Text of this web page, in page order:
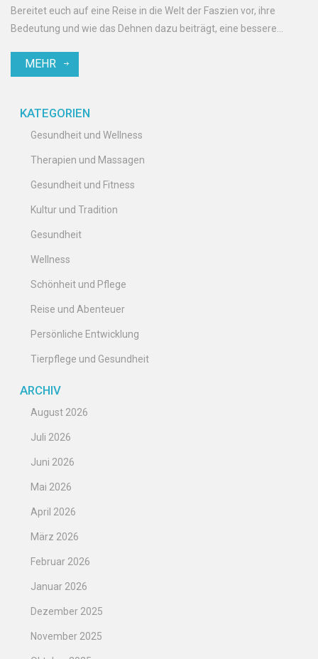
Bereitet euch auf eine Reise in die Welt der Faszien vor, ihre
Bedeutung und wie das Dehnen dazu beiträgt, eine bessere
MEHR
KATEGORIEN
Gesundheit und Wellness
Therapien und Massagen
Gesundheit und Fitness
Kultur und Tradition
Gesundheit
Wellness
Schönheit und Pflege
Reise und Abenteuer
Persönliche Entwicklung
Tierpflege und Gesundheit
ARCHIV
August 2026
Juli 2026
Juni 2026
Mai 2026
April 2026
März 2026
Februar 2026
Januar 2026
Dezember 2025
November 2025